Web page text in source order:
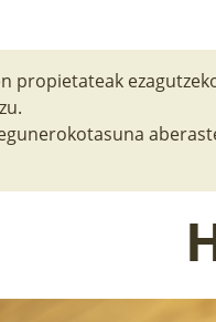
propietateak